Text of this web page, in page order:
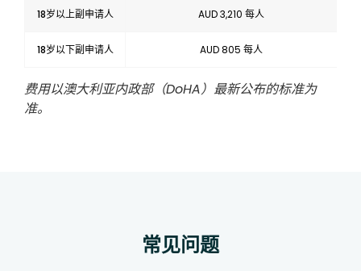
18岁以上副申请人 AUD 3,210 每人
18岁以下副申请人 AUD 805 每人
费用以澳大利亚内政部（DoHA）最新公布的标准为
准。
常见问题